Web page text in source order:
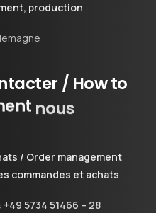
production
/ Howto
nous
/ Order management
commandes et achats
+49 5734 51466 – 28